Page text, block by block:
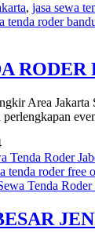
, jasa sewa
tenda roder
Area
Tenda Roder
tenda roder free
Tenda Roder